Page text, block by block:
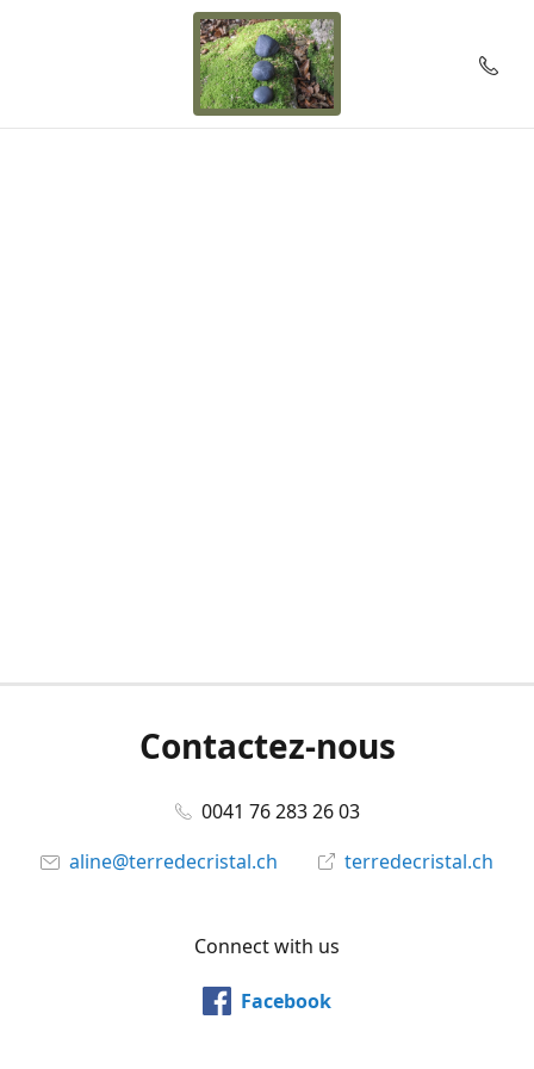
Contactez-nous
0041 76 283 26 03
aline@terredecristal.ch
terredecristal.ch
Connect with us
Facebook